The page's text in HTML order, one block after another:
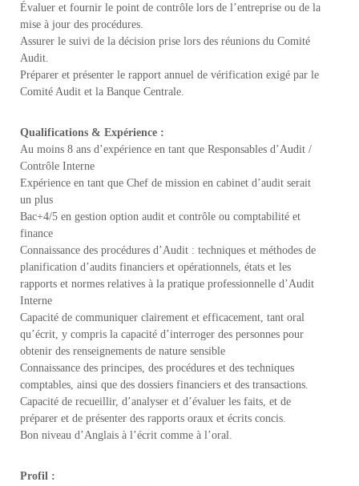
Évaluer et fournir le point de contrôle lors de l’entreprise ou de la
mise à jour des procédures.
Assurer le suivi de la décision prise lors des réunions du Comité
Audit.
Préparer et présenter le rapport annuel de vérification exigé par le
Comité Audit et la Banque Centrale.
Qualifications & Expérience :
Au moins 8 ans d’expérience en tant que Responsables d’Audit /
Contrôle Interne
Expérience en tant que Chef de mission en cabinet d’audit serait
un plus
Bac+4/5 en gestion option audit et contrôle ou comptabilité et
finance
Connaissance des procédures d’Audit : techniques et méthodes de
planification d’audits financiers et opérationnels, états et les
rapports et normes relatives à la pratique professionnelle d’Audit
Interne
Capacité de communiquer clairement et efficacement, tant oral
qu’écrit, y compris la capacité d’interroger des personnes pour
obtenir des renseignements de nature sensible
Connaissance des principes, des procédures et des techniques
comptables, ainsi que des dossiers financiers et des transactions.
Capacité de recueillir, d’analyser et d’évaluer les faits, et de
préparer et de présenter des rapports oraux et écrits concis.
Bon niveau d’Anglais à l’écrit comme à l’oral.
Profil :